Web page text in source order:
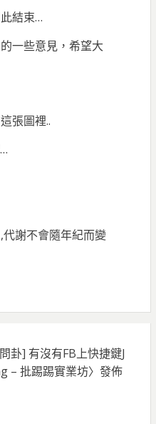
結束…
一些意見，希望大
張圖裡..
代謝不會隨年紀而變
卦] 有沒有FB上快捷鍵J
– 批踢踢實業坊〉發佈